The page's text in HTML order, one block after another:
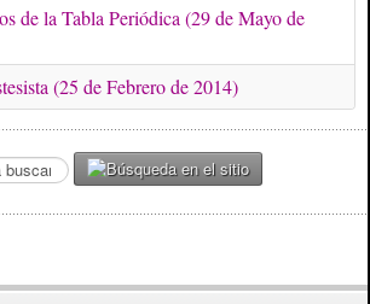
de la Tabla Periódica (29 de Mayo de
(25 de Febrero de 2014)